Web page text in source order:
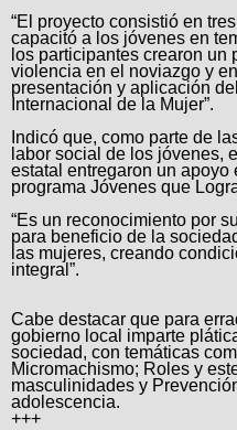
“El proyecto consistió en
capacitó a los jóvenes en
los participantes crearon un
violencia en el noviazgo y
presentación y aplicación
Internacional de la Mujer”.
Indicó que, como parte de
labor social de los jóvenes,
estatal entregaron un apoyo
programa Jóvenes que
“Es un reconocimiento por
para beneficio de la
las mujeres, creando
integral”.
Cabe destacar que para
gobierno local imparte
sociedad, con temáticas
Micromachismo; Roles y
masculinidades y
adolescencia.
+++